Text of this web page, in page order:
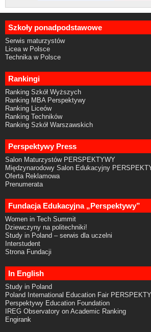
Szkoły ponadpodstawowe
Serwis maturzystów
Licea w Polsce
Technika w Polsce
Rankingi
Ranking Szkół Wyższych
Ranking MBA Perspektywy
Ranking Liceów
Ranking Techników
Ranking Szkół Warszawskich
Perspektywy Press
Salon Maturzystów PERSPEKTYWY
Międzynarodowy Salon Edukacyjny
Oferta Reklamowa
Prenumerata
Fundacja Edukacyjna „Perspektywy”
Women in Tech Summit
Dziewczyny na politechniki!
Study in Poland – serwis dla uczelni
Interstudent
Strona Fundacji
In English
Study in Poland
Poland International Education Fair
Perspektywy Education Foundation
IREG Observatory on Academic Ranking
Engirank